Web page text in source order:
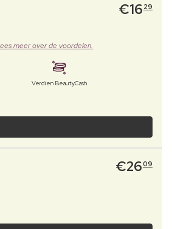
€16 29
meer over de voordelen.
Verdien BeautyCash
€2609